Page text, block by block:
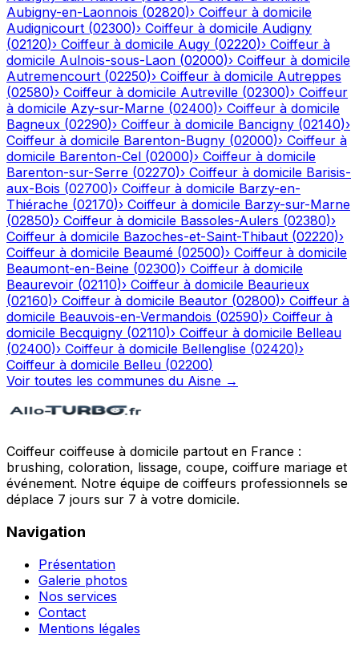
Aubigny-en-Laonnois (02820)› Coiffeur à domicile
Audignicourt (02300)› Coiffeur à domicile Audigny
(02120)› Coiffeur à domicile Augy (02220)› Coiffeur à
domicile Aulnois-sous-Laon (02000)› Coiffeur à domicile
Autremencourt (02250)› Coiffeur à domicile Autreppes
(02580)› Coiffeur à domicile Autreville (02300)› Coiffeur
à domicile Azy-sur-Marne (02400)› Coiffeur à domicile
Bagneux (02290)› Coiffeur à domicile Bancigny (02140)›
Coiffeur à domicile Barenton-Bugny (02000)› Coiffeur à
domicile Barenton-Cel (02000)› Coiffeur à domicile
Barenton-sur-Serre (02270)› Coiffeur à domicile Barisis-
aux-Bois (02700)› Coiffeur à domicile Barzy-en-
Thiérache (02170)› Coiffeur à domicile Barzy-sur-Marne
(02850)› Coiffeur à domicile Bassoles-Aulers (02380)›
Coiffeur à domicile Bazoches-et-Saint-Thibaut (02220)›
Coiffeur à domicile Beaumé (02500)› Coiffeur à domicile
Beaumont-en-Beine (02300)› Coiffeur à domicile
Beaurevoir (02110)› Coiffeur à domicile Beaurieux
(02160)› Coiffeur à domicile Beautor (02800)› Coiffeur à
domicile Beauvois-en-Vermandois (02590)› Coiffeur à
domicile Becquigny (02110)› Coiffeur à domicile Belleau
(02400)› Coiffeur à domicile Bellenglise (02420)›
Coiffeur à domicile Belleu (02200)
Voir toutes les communes du Aisne →
Coiffeur coiffeuse à domicile partout en France :
brushing, coloration, lissage, coupe, coiffure mariage et
événement. Notre équipe de coiffeurs professionnels se
déplace 7 jours sur 7 à votre domicile.
Navigation
Présentation
Galerie photos
Nos services
Contact
Mentions légales